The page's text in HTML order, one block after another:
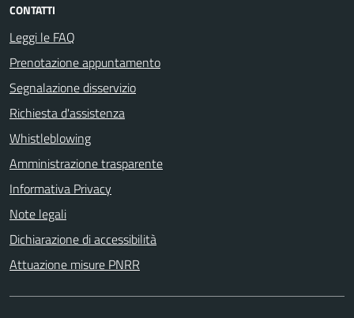
CONTATTI
Leggi le FAQ
Prenotazione appuntamento
Segnalazione disservizio
Richiesta d'assistenza
Whistleblowing
Amministrazione trasparente
Informativa Privacy
Note legali
Dichiarazione di accessibilità
Attuazione misure PNRR